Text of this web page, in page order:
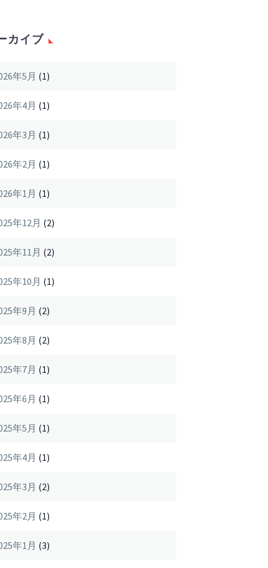
カイブ
年5月 (1)
年4月 (1)
年3月 (1)
年2月 (1)
年1月 (1)
年12月 (2)
年11月 (2)
年10月 (1)
年9月 (2)
年8月 (2)
年7月 (1)
年6月 (1)
年5月 (1)
年4月 (1)
年3月 (2)
年2月 (1)
年1月 (3)